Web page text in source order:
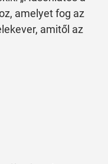
amelyet fog az
amitől az